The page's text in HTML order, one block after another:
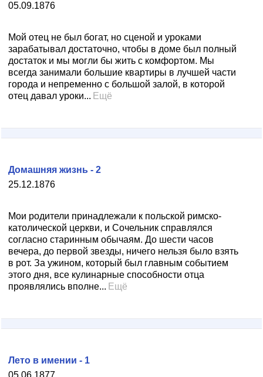
05.09.1876
Мой отец не был богат, но сценой и уроками
зарабатывал достаточно, чтобы в доме был полный
достаток и мы могли бы жить с комфортом. Мы
всегда занимали большие квартиры в лучшей части
города и непременно с большой залой, в которой
отец давал уроки... Ещё
25.12.1876
Домашняя жизнь - 2
Мои родители принадлежали к польской римско-
католической церкви, и Сочельник справлялся
согласно старинным обычаям. До шести часов
вечера, до первой звезды, ничего нельзя было взять
в рот. За ужином, который был главным событием
этого дня, все кулинарные способности отца
проявлялись вполне... Ещё
05.06.1877
Лето в имении - 1